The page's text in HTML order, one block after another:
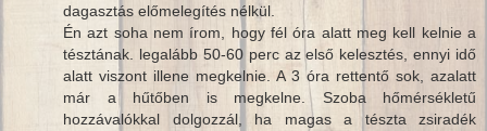
dagasztás előmelegítés nélkül.
Én azt soha nem írom, hogy fél óra alatt meg kell kelnie a
tésztának. legalább 50-60 perc az első kelesztés, ennyi idő
alatt viszont illene megkelnie. A 3 óra rettentő sok, azalatt
már a hűtőben is megkelne. Szoba hőmérsékletű
hozzávalókkal dolgozzál, ha magas a tészta zsiradék